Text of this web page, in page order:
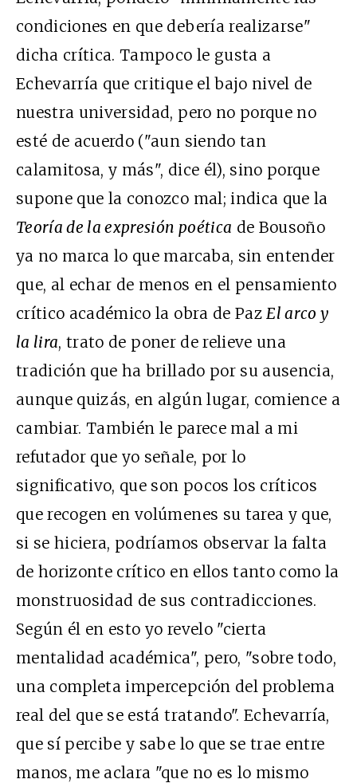
condiciones en que debería realizarse"
dicha crítica. Tampoco le gusta a
Echevarría que critique el bajo nivel de
nuestra universidad, pero no porque no
esté de acuerdo ("aun siendo tan
calamitosa, y más", dice él), sino porque
supone que la conozco mal; indica que la
Teoría de la expresión poética de Bousoño
ya no marca lo que marcaba, sin entender
que, al echar de menos en el pensamiento
crítico académico la obra de PazEl arco y
la lira, trato de poner de relieve una
tradición que ha brillado por su ausencia,
aunque quizás, en algún lugar, comience a
cambiar. También le parece mal a mi
refutador que yo señale, por lo
significativo, que son pocos los críticos
que recogen en volúmenes su tarea y que,
si se hiciera, podríamos observar la falta
de horizonte crítico en ellos tanto como la
monstruosidad de sus contradicciones.
Según él en esto yo revelo "cierta
mentalidad académica", pero, "sobre todo,
una completa impercepción del problema
real del que se está tratando". Echevarría,
que sí percibe y sabe lo que se trae entre
manos, me aclara "que no es lo mismo